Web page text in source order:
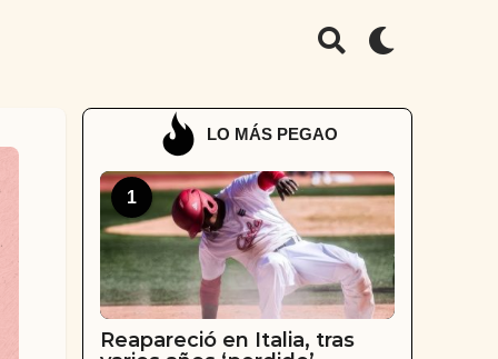
LO MÁS PEGAO
1
Reapareció en Italia, tras